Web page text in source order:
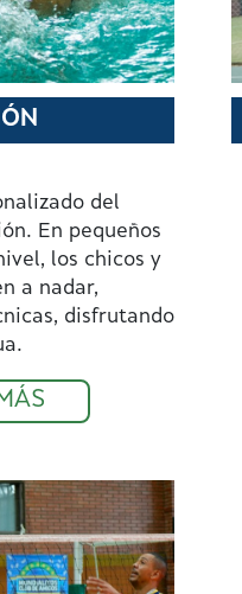
del
En pequeños
los chicos y
a nadar,
disfrutando